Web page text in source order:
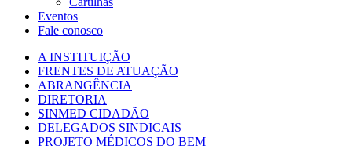
Eventos
Fale conosco
A INSTITUIÇÃO
FRENTES DE ATUAÇÃO
ABRANGÊNCIA
DIRETORIA
SINMED CIDADÃO
DELEGADOS SINDICAIS
PROJETO MÉDICOS DO BEM